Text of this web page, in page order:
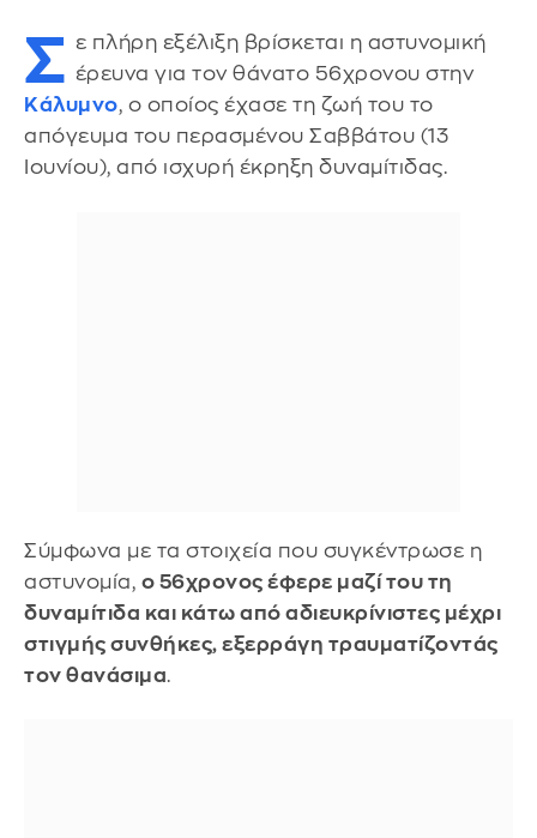
Σ ε πλήρη εξέλιξη βρίσκεται η αστυνομική
έρευνα για τον θάνατο 56χρονου στην
Κάλυμνο, ο οποίος έχασε τη ζωή του το
απόγευμα του περασμένου Σαββάτου (13
Ιουνίου), από ισχυρή έκρηξη δυναμίτιδας.
Σύμφωνα με τα στοιχεία που συγκέντρωσε η
αστυνομία, ο 56χρονος έφερε μαζί του τη
δυναμίτιδα και κάτω από αδιευκρίνιστες μέχρι
στιγμής συνθήκες, εξερράγη τραυματίζοντάς
τον θανάσιμα.